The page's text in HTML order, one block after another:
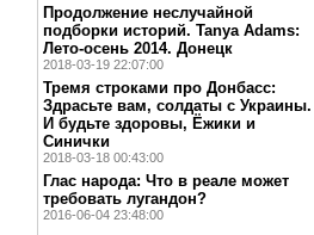
Продолжение неслучайной
подборки историй. Tanya Adams: ​
Лето-осень 2014. Донецк
2018-03-19 22:07:00
Тремя строками про Донбасс:
Здрасьте вам, солдаты с Украины.
И будьте здоровы, Ёжики и
Синички
2018-03-18 00:43:00
Глас народа: Что в реале может
требовать лугандон?
2016-06-04 23:48:00